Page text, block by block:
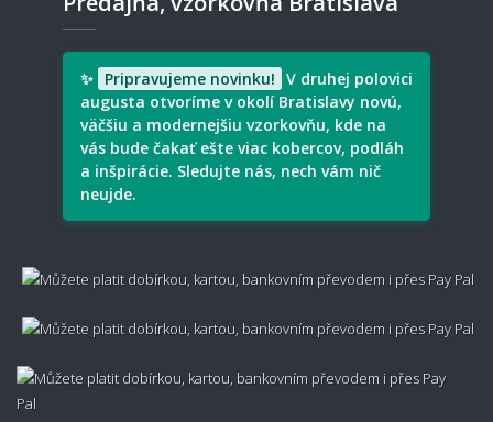
✨ Pripravujeme novinku! V druhej polovici
augusta otvoríme v okolí Bratislavy novú,
väčšiu a modernejšiu vzorkovňu, kde na
vás bude čakať ešte viac kobercov, podláh
a inšpirácie. Sledujte nás, nech vám nič
neujde.